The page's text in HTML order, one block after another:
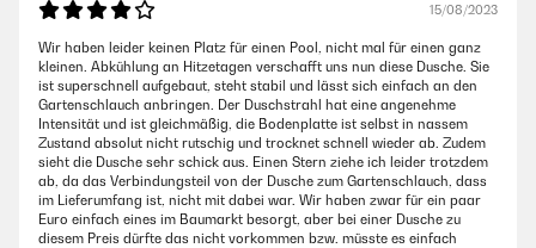
15/08/2023
Wir haben leider keinen Platz für einen Pool, nicht mal für einen ganz
kleinen. Abkühlung an Hitzetagen verschafft uns nun diese Dusche. Sie
ist superschnell aufgebaut, steht stabil und lässt sich einfach an den
Gartenschlauch anbringen. Der Duschstrahl hat eine angenehme
Intensität und ist gleichmäßig, die Bodenplatte ist selbst in nassem
Zustand absolut nicht rutschig und trocknet schnell wieder ab. Zudem
sieht die Dusche sehr schick aus. Einen Stern ziehe ich leider trotzdem
ab, da das Verbindungsteil von der Dusche zum Gartenschlauch, dass
im Lieferumfang ist, nicht mit dabei war. Wir haben zwar für ein paar
Euro einfach eines im Baumarkt besorgt, aber bei einer Dusche zu
diesem Preis dürfte das nicht vorkommen bzw. müsste es einfach